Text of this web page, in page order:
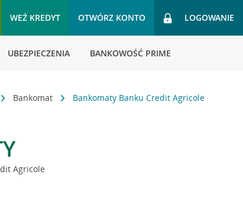
WEŹ KREDYT OTWÓRZ KONTO LOGOWANIE
UBEZPIECZENIA BANKOWOŚĆ PRIME
Bankomat Bankomaty Banku Credit Agricole
Agricole